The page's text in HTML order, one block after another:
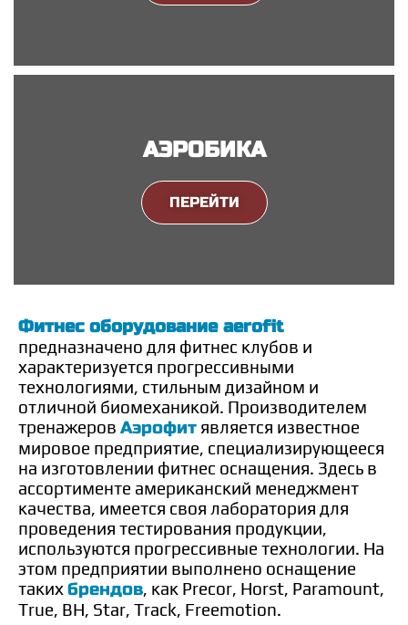
АЭРОБИКА
ПЕРЕЙТИ
Фитнес оборудование aerofit
предназначено для фитнес клубов и
характеризуется прогрессивными
технологиями, стильным дизайном и
отличной биомеханикой. Производителем
тренажеров Аэрофит является известное
мировое предприятие, специализирующееся
на изготовлении фитнес оснащения. Здесь в
ассортименте американский менеджмент
качества, имеется своя лаборатория для
проведения тестирования продукции,
используются прогрессивные технологии. На
этом предприятии выполнено оснащение
такихбрендов, как Precor, Horst, Paramount,
True, BH, Star, Track, Freemotion.